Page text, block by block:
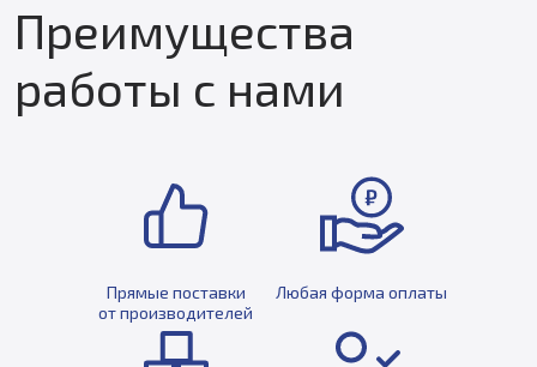
Преимущества
работы с нами
Прямые поставки
от производителей
Любая форма оплаты